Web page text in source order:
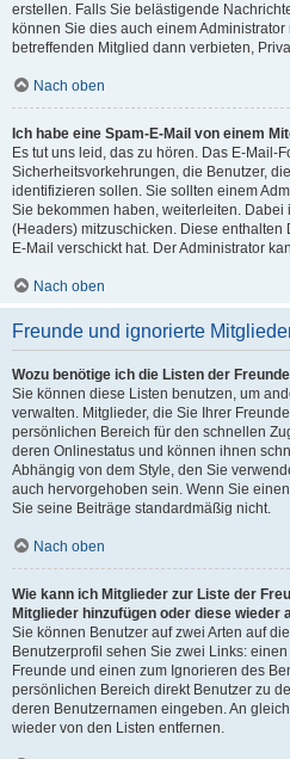
erstellen. Falls Sie belästigende
können Sie dies auch einem
betreffenden Mitglied dann verbieten,
Nach oben
Ich habe eine Spam-E-Mail von einem
Es tut uns leid, das zu hören. Das E-Mail-
Sicherheitsvorkehrungen, die Benutzer,
identifizieren sollen. Sie sollten einem
Sie bekommen haben, weiterleiten.
(Headers) mitzuschicken. Diese enthalten
E-Mail verschickt hat. Der Administrator
Nach oben
Freunde und ignorierte
Wozu benötige ich die Listen der
Sie können diese Listen benutzen, um
verwalten. Mitglieder, die Sie Ihrer
persönlichen Bereich für den schnellen
deren Onlinestatus und können ihnen
Abhängig von dem Style, den Sie
auch hervorgehoben sein. Wenn Sie
Sie seine Beiträge standardmäßig nicht.
Nach oben
Wie kann ich Mitglieder zur Liste der
Mitglieder hinzufügen oder diese wieder
Sie können Benutzer auf zwei Arten auf
Benutzerprofil sehen Sie zwei Links:
Freunde und einen zum Ignorieren des
persönlichen Bereich direkt Benutzer zu
deren Benutzernamen eingeben. An
wieder von den Listen entfernen.